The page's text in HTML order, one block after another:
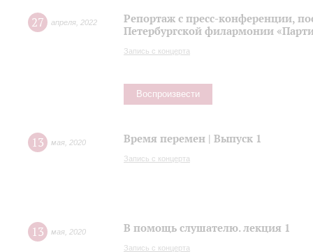
27 апреля 2022
Репортаж с пресс-конференции,
Петербургской филармонии
Запись с концерта
Воспроизвести
13 мая 2020 Время перемен | Выпуск 1
Запись с концерта
13 мая 2020 В помощь слушателю. лекция 1
Запись с концерта